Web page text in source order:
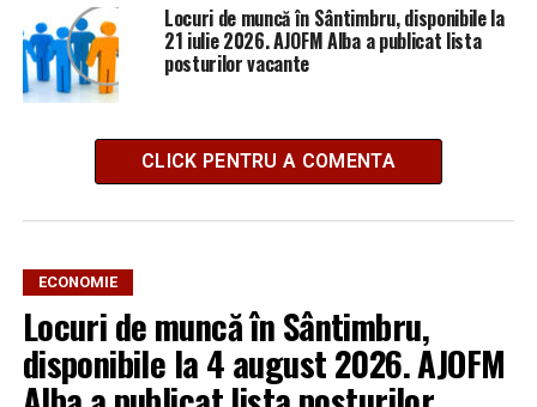
Locuri de muncă în Sântimbru, disponibile la
21 iulie 2026. AJOFM Alba a publicat lista
posturilor vacante
CLICK PENTRU A COMENTA
ECONOMIE
Locuri de muncă în Sântimbru,
disponibile la 4 august 2026. AJOFM